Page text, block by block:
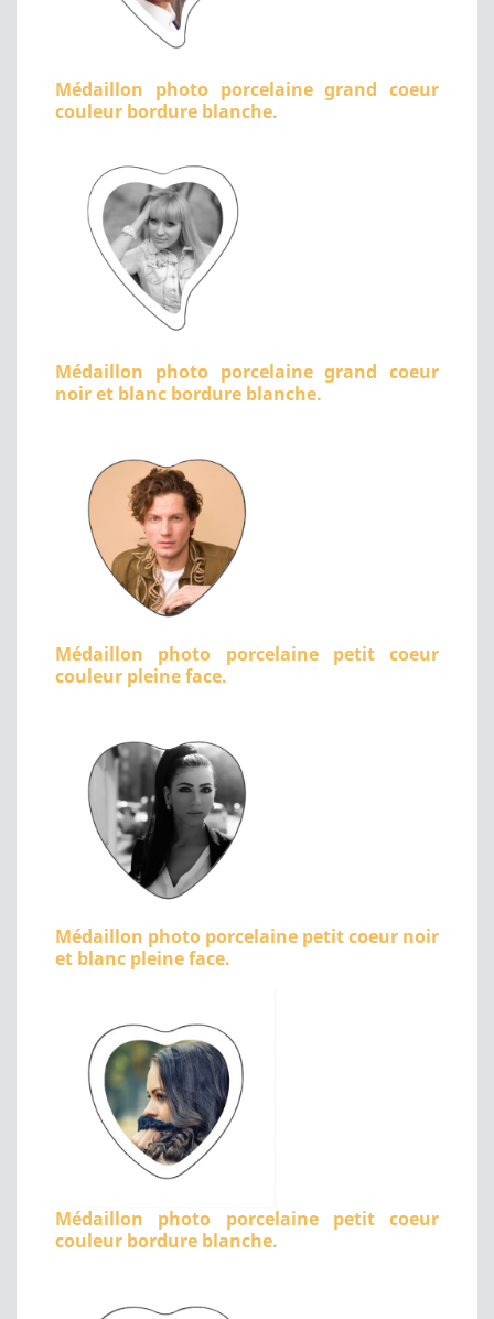
Médaillon photo porcelaine grand coeur
couleur bordure blanche.
Médaillon photo porcelaine grand coeur
noir et blanc bordure blanche.
Médaillon photo porcelaine petit coeur
couleur pleine face.
Médaillon photo porcelaine petit coeur noir
et blanc pleine face.
Médaillon photo porcelaine petit coeur
couleur bordure blanche.